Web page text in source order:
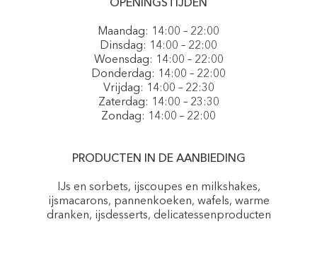
OPENINGSTIJDEN
Maandag: 14:00 – 22:00
Dinsdag: 14:00 – 22:00
Woensdag: 14:00 – 22:00
Donderdag: 14:00 – 22:00
Vrijdag: 14:00 – 22:30
Zaterdag: 14:00 – 23:30
Zondag: 14:00 – 22:00
PRODUCTEN IN DE AANBIEDING
IJs en sorbets, ijscoupes en milkshakes,
ijsmacarons, pannenkoeken, wafels, warme
dranken, ijsdesserts, delicatessenproducten